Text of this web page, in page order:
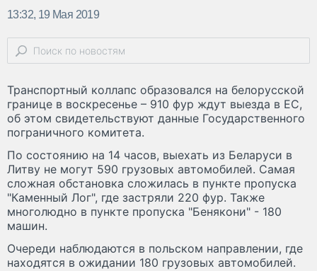
13:32, 19 Мая 2019
Транспортный коллапс образовался на белорусской
границе в воскресенье – 910 фур ждут выезда в ЕС,
об этом свидетельствуют данные Государственного
пограничного комитета.
По состоянию на 14 часов, выехать из Беларуси в
Литву не могут 590 грузовых автомобилей. Самая
сложная обстановка сложилась в пункте пропуска
"Каменный Лог", где застряли 220 фур. Также
многолюдно в пункте пропуска "Бенякони" - 180
машин.
Очереди наблюдаются в польском направлении, где
находятся в ожидании 180 грузовых автомобилей.